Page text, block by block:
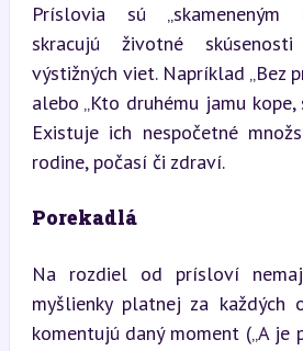
Príslovia sú „skameneným
skracujú životné
výstižných viet. Napríklad „Bez
alebo „Kto druhému jamu kope,
Existuje ich nespočetné
rodine, počasí či zdraví.
Porekadlá
Na rozdiel od prísloví
myšlienky platnej za každých
komentujú daný moment („A je